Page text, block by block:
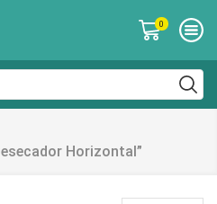
0
Horizontal”